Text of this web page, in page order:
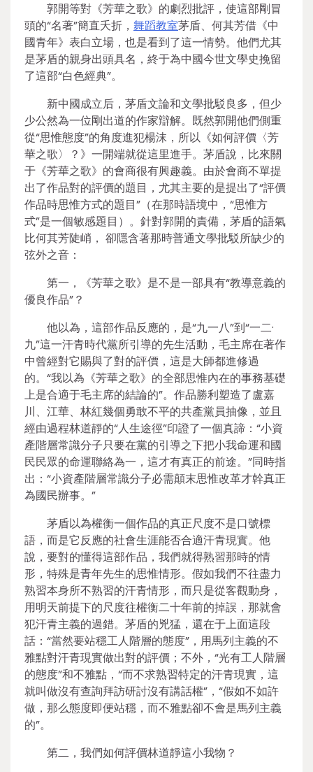
郭開等對《芳華之歌》的劇烈批評，使這部剛冒
頭的“名著”簡直夭折， 舞蹈教室茅盾、何其芳借《中
國青年》表白立場，也是看到了這一情勢。他們尤其
是茅盾的親身出頭具名，終于為中國今世文學史挽留
了這部“白色經典”。
新中國成立后，茅盾文論和文學批駁良多，但少
少公然為一位剛出道的作家辯解。既然郭開他們側重
從“思惟態度”的角度進犯楊沫，所以《如何評價〈芳
華之歌〉？》一開端就從這里進手。茅盾說，比來關
于《芳華之歌》的會商很有興趣義。由於會商不單提
出了作品對的評價的題目，尤其主要的是提出了“評價
作品時思惟方式的題目”（在那時語境中，“思惟方
式”是一個敏感題目）。針對郭開的責備，茅盾的語氣
比何其芳陡峭， 卻隱含著那時普通文學批駁所缺少的
弦外之音：
第一，《芳華之歌》是不是一部具有“教導意義的
優良作品”？
他以為，這部作品反應的，是“九一八”到“一二·
九”這一汗青時代黨所引導的先生活動，毛主席在著作
中曾經對它賜與了對的評價，這是大師都進修過
的。“我以為《芳華之歌》的全部思惟內在的事務基礎
上是合適于毛主席的結論的”。作品勝利塑造了盧嘉
川、江華、林紅幾個勇敢不平的共產黨員抽像，並且
經由過程林道靜的“人生途徑”印證了一個真諦：“小資
產階層常識分子只要在黨的引導之下把小我命運和國
民民眾的命運聯絡為一，這才有真正的前途。”同時指
出：“小資產階層常識分子必需顛末思惟改革才幹真正
為國民辦事。”
茅盾以為權衡一個作品的真正尺度不是口號標
語，而是它反應的社會生涯能否合適汗青現實。他
說，要對的懂得這部作品，我們就得熟習那時的情
形，特殊是青年先生的思惟情形。假如我們不往盡力
熟習本身所不熟習的汗青情形，而只是從客觀動身，
用明天前提下的尺度往權衡二十年前的掉誤，那就會
犯汗青主義的過錯。茅盾的兇猛，還在于上面這段
話：“當然要站穩工人階層的態度”，用馬列主義的不
雅點對汗青現實做出對的評價；不外，“光有工人階層
的態度”和不雅點，“而不求熟習特定的汗青現實，這
就叫做沒有查詢拜訪研討沒有講話權”，“假如不如許
做，那么態度即便站穩，而不雅點卻不會是馬列主義
的”。
第二，我們如何評價林道靜這小我物？